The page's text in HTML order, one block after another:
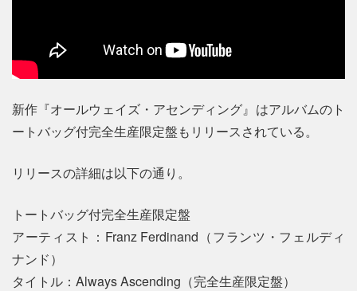
新作『オールウェイズ・アセンディング』はアルバムのト
ートバッグ付完全生産限定盤もリリースされている。
リリースの詳細は以下の通り。
トートバッグ付完全生産限定盤
アーティスト：Franz Ferdinand（フランツ・フェルディ
ナンド）
タイトル：Always Ascending（完全生産限定盤）